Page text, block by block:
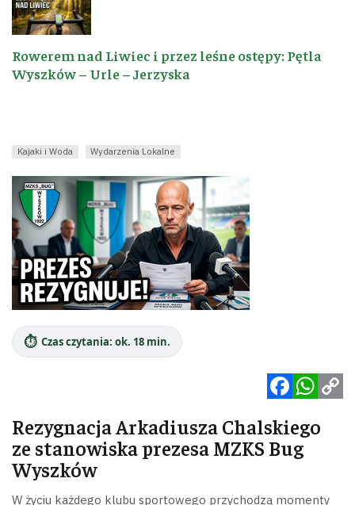
Rowerem nad Liwiec i przez leśne ostępy: Pętla
Wyszków – Urle – Jerzyska
Kajaki i Woda Wydarzenia Lokalne
⏱️ Czas czytania: ok. 18 min.
Link
Rezygnacja Arkadiusza Chalskiego
ze stanowiska prezesa MZKS Bug
Wyszków
W życiu każdego klubu sportowego przychodzą momenty